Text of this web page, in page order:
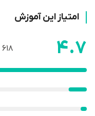
امتیاز این آموزش
4.7
618